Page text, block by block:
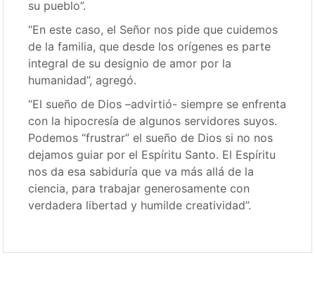
su pueblo”.
“En este caso, el Señor nos pide que cuidemos
de la familia, que desde los orígenes es parte
integral de su designio de amor por la
humanidad”, agregó.
“El sueño de Dios –advirtió- siempre se enfrenta
con la hipocresía de algunos servidores suyos.
Podemos “frustrar” el sueño de Dios si no nos
dejamos guiar por el Espíritu Santo. El Espíritu
nos da esa sabiduría que va más allá de la
ciencia, para trabajar generosamente con
verdadera libertad y humilde creatividad”.